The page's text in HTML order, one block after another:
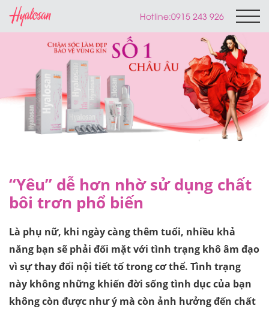
Hotline:0915 243 926
“Yêu” dễ hơn nhờ sử dụng chất
bôi trơn phổ biến
Là phụ nữ, khi ngày càng thêm tuổi, nhiều khả
năng bạn sẽ phải đối mặt với tình trạng khô âm đạo
vì sự thay đổi nội tiết tố trong cơ thể. Tình trạng
này không những khiến đời sống tình dục của bạn
không còn được như ý mà còn ảnh hưởng đến chất